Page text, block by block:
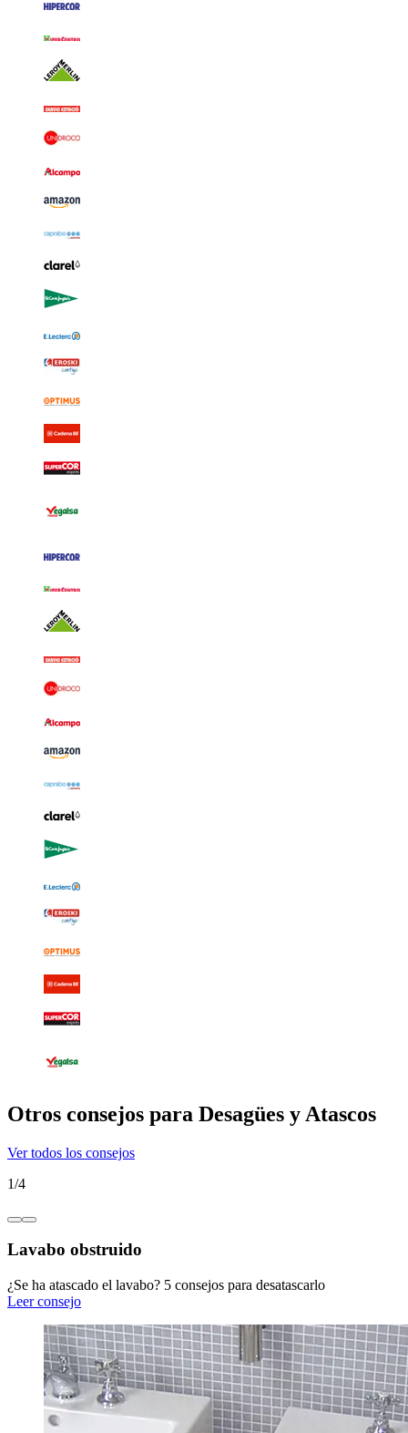
Otros consejos para Desagües y Atascos
Ver todos los consejos
1/4
Lavabo obstruido
¿Se ha atascado el lavabo? 5 consejos para desatascarlo
Leer consejo